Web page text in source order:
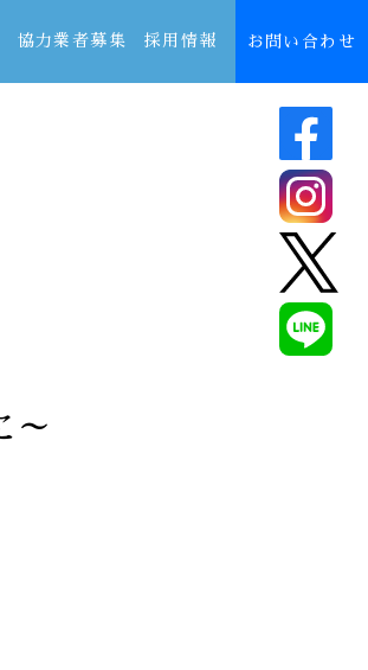
協力業者募集 採用情報 お問い合わせ
～